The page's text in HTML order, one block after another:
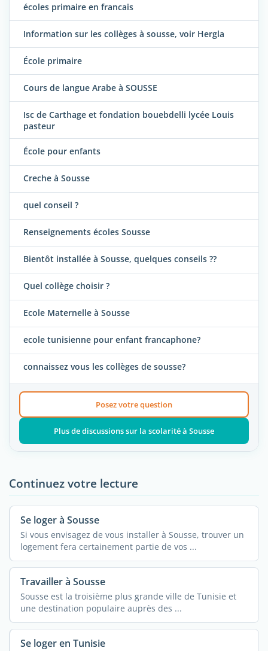
écoles primaire en francais
Information sur les collèges à sousse, voir Hergla
École primaire
Cours de langue Arabe à SOUSSE
Isc de Carthage et fondation bouebdelli lycée Louis
pasteur
École pour enfants
Creche à Sousse
quel conseil ?
Renseignements écoles Sousse
Bientôt installée à Sousse, quelques conseils ??
Quel collège choisir ?
Ecole Maternelle à Sousse
ecole tunisienne pour enfant francaphone?
connaissez vous les collèges de sousse?
Posez votre question
Plus de discussions sur la scolarité à Sousse
Continuez votre lecture
Se loger à Sousse
Si vous envisagez de vous installer à Sousse, trouver un
logement fera certainement partie de vos ...
Travailler à Sousse
Sousse est la troisième plus grande ville de Tunisie et
une destination populaire auprès des ...
Se loger en Tunisie